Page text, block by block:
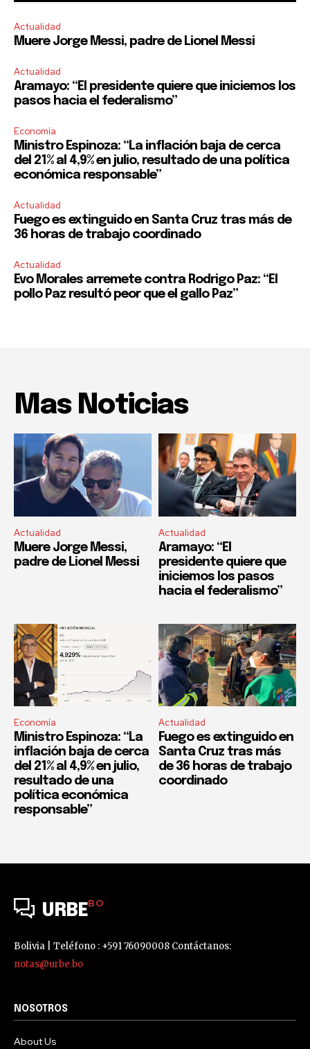
Actualidad
Muere Jorge Messi, padre de Lionel Messi
Actualidad
Aramayo: “El presidente quiere que iniciemos los
pasos hacia el federalismo”
Economía
Ministro Espinoza: “La inflación baja de cerca
del 21% al 4,9% en julio, resultado de una política
económica responsable”
Actualidad
Fuego es extinguido en Santa Cruz tras más de
36 horas de trabajo coordinado
Actualidad
Evo Morales arremete contra Rodrigo Paz: “El
pollo Paz resultó peor que el gallo Paz”
Mas Noticias
Actualidad
Muere Jorge Messi,
padre de Lionel Messi
Actualidad
Aramayo: “El
presidente quiere que
iniciemos los pasos
hacia el federalismo”
Economía
Ministro Espinoza: “La
inflación baja de cerca
del 21% al 4,9% en julio,
resultado de una
política económica
responsable”
Actualidad
Fuego es extinguido en
Santa Cruz tras más
de 36 horas de trabajo
coordinado
URBEBO
Bolivia | Teléfono : +591 76090008 Contáctanos:
notas@urbe.bo
NOSOTROS
About Us